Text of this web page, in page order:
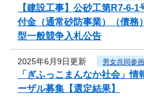
【建設工事】公砂工第R7-6-
付金（通常砂防事業）（債務
型一般競争入札公告
2025年6月9日更新 男女共同参
「ぎふっこまんなか社会」
ーザル募集【選定結果】